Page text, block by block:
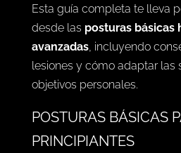
Esta guía completa te lleva
desde las posturas básicas
avanzadas, incluyendo
lesiones y cómo adaptar las
objetivos personales.
POSTURAS BÁSICAS
PRINCIPIANTES